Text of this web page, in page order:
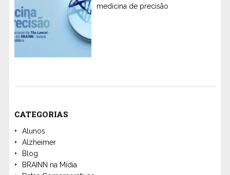
medicina de precisão
CATEGORIAS
Alunos
Alzheimer
Blog
BRAINN na Mídia